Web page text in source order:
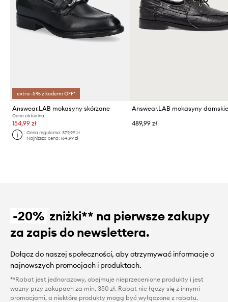
extra -5% z kodem: OFF*
Answear.LAB mokasyny skórzane
Cena aktualna:
154,99 zł
Cena regularna:379,99 zł
Najniższa cena:164,99 zł
489,99 zł
-20% zniżki** na pierwsze zakupy
za zapis do newslettera.
Dołącz do naszej społeczności, aby otrzymywać informacje o
najnowszych promocjach i produktach.
**Rabat jest jednorazowy, obejmuje nieprzecenione produkty i jest
ważny przy zakupach za min. 350 zł. Rabat nie łączy się z innymi
promocjami, a niektóre produkty mogą być wyłączone z rabatu.